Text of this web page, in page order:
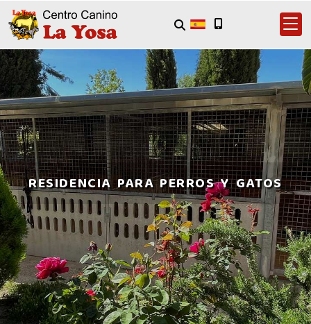
RESIDENCIA PARA PERROS Y GATOS